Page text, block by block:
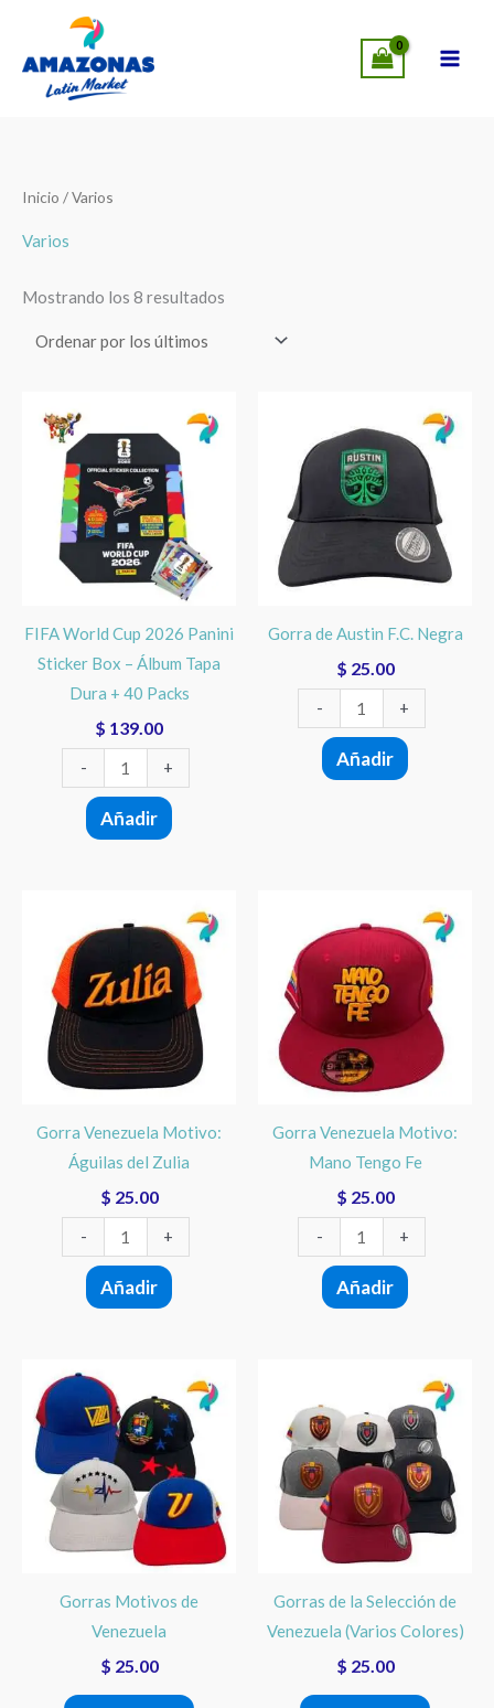
contenido
Inicio / Varios
Varios
Mostrando los 8 resultados
FIFA World Cup 2026 Panini
Sticker Box – Álbum Tapa
Dura + 40 Packs
$ 139.00
-
World
Cup
2026
Panini
Sticker
Box
Álbum
Tapa
Dura
Packs
cantidad
+
Añadir
Gorra de Austin F.C. Negra
$ 25.00
-
Austin
F.C.
Negra
+
Añadir
Gorra Venezuela Motivo:
Águilas del Zulia
$ 25.00
-
Venezuela
Motivo:
Águilas
del
Zulia
cantidad
+
Añadir
Gorra Venezuela Motivo:
Mano Tengo Fe
$ 25.00
-
Venezuela
Motivo:
Mano
Tengo
cantidad
+
Añadir
Gorras Motivos de
Venezuela
$ 25.00
producto
tiene
múltiples
variantes.
Las
opciones
pueden
la
Gorras de la Selección de
Venezuela (Varios Colores)
$ 25.00
tiene
Las
pueden
elegir
la
MÁS CERCA DE TI: AHORA EN LEANDER,
VISÍTANOS
SUCURSALES